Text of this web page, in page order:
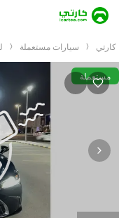
كارتي سيارات مستعملة
مستعملة